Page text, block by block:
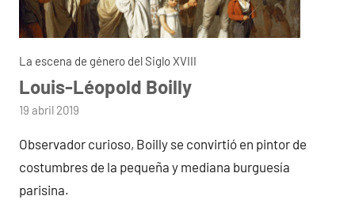
La escena de género del Siglo XVIII
Louis-Léopold Boilly
por
19 abril 2019
Observador curioso, Boilly se convirtió en pintor de
costumbres de la pequeña y mediana burguesía
parisina.